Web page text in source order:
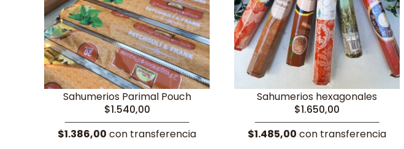
Sahumerios Parimal Pouch
$1.540,00
$1.386,00 con transferencia
Sahumerios hexagonales
$1.650,00
$1.485,00 con transferencia